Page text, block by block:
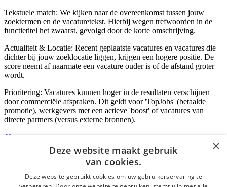
Tekstuele match: We kijken naar de overeenkomst tussen jouw
zoektermen en de vacaturetekst. Hierbij wegen trefwoorden in de
functietitel het zwaarst, gevolgd door de korte omschrijving.
Actualiteit & Locatie: Recent geplaatste vacatures en vacatures die
dichter bij jouw zoeklocatie liggen, krijgen een hogere positie. De
score neemt af naarmate een vacature ouder is of de afstand groter
wordt.
Prioritering: Vacatures kunnen hoger in de resultaten verschijnen
door commerciële afspraken. Dit geldt voor 'TopJobs' (betaalde
promotie), werkgevers met een actieve 'boost' of vacatures van
directe partners (versus externe bronnen).
Inloggen als bedrijf
E-mail*
×
Deze website maakt gebruik
van cookies.
Deze website gebruikt cookies om uw gebruikerservaring te